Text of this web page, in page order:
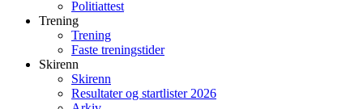
Politiattest
Trening
Trening
Faste treningstider
Skirenn
Skirenn
Resultater og startlister 2026